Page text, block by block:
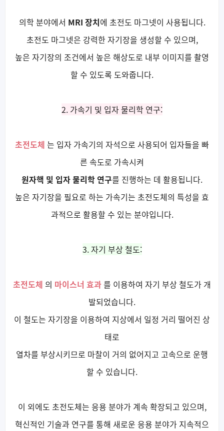
의학 분야에서 MRI 장치에 초전도 마그넷이 사용됩니다.
초전도 마그넷은 강력한 자기장을 생성할 수 있으며,
높은 자기장의 조건에서 높은 해상도로 내부 이미지를 촬영
할 수 있도록 도와줍니다.
2. 가속기 및 입자 물리학 연구:
초전도체 는 입자 가속기의 자석으로 사용되어 입자들을 빠
른 속도로 가속시켜
원자핵 및 입자 물리학 연구를 진행하는 데 활용됩니다.
높은 자기장을 필요로 하는 가속기는 초전도체의 특성을 효
과적으로 활용할 수 있는 분야입니다.
3. 자기 부상 철도:
초전도체 의 마이스너 효과를 이용하여 자기 부상 철도가 개
발되었습니다.
이 철도는 자기장을 이용하여 지상에서 일정 거리 떨어진 상
태로
열차를 부상시키므로 마찰이 거의 없어지고 고속으로 운행
할 수 있습니다.
이 외에도 초전도체는 응용 분야가 계속 확장되고 있으며,
혁신적인 기술과 연구를 통해 새로운 응용 분야가 지속적으